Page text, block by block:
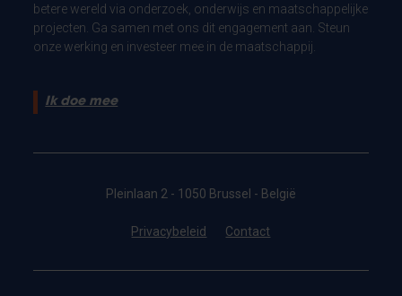
betere wereld via onderzoek, onderwijs en maatschappelijke
projecten. Ga samen met ons dit engagement aan. Steun
onze werking en investeer mee in de maatschappij.
Ik doe mee
Pleinlaan 2 - 1050 Brussel - België
Privacybeleid Contact